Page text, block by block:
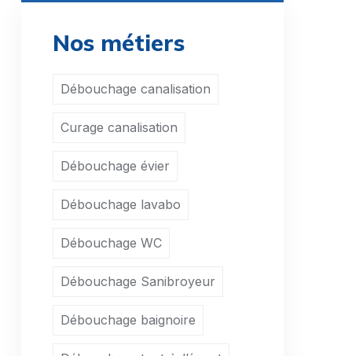
Nos métiers
Débouchage canalisation
Curage canalisation
Débouchage évier
Débouchage lavabo
Débouchage WC
Débouchage Sanibroyeur
Débouchage baignoire